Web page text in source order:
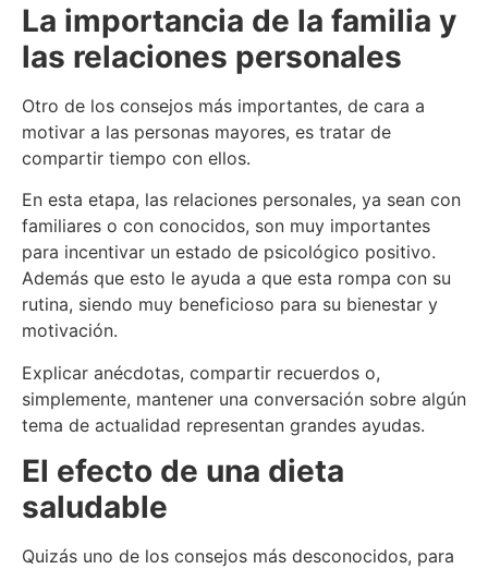
La importancia de la familia y
las relaciones personales
Otro de los consejos más importantes, de cara a
motivar a las personas mayores, es tratar de
compartir tiempo con ellos.
En esta etapa, las relaciones personales, ya sean con
familiares o con conocidos, son muy importantes
para incentivar un estado de psicológico positivo.
Además que esto le ayuda a que esta rompa con su
rutina, siendo muy beneficioso para su bienestar y
motivación.
Explicar anécdotas, compartir recuerdos o,
simplemente, mantener una conversación sobre algún
tema de actualidad representan grandes ayudas.
El efecto de una dieta
saludable
Quizás uno de los consejos más desconocidos, para